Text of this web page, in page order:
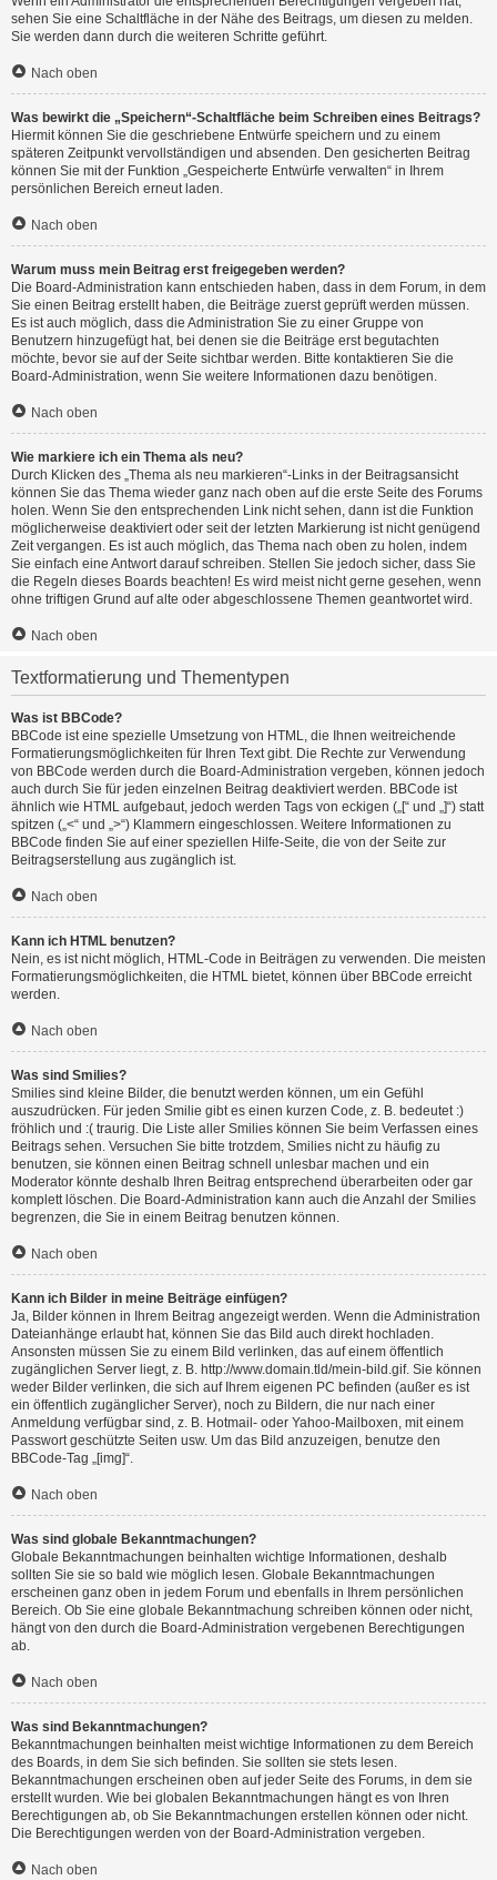
sehen Sie eine Schaltfläche in der Nähe des Beitrags, um diesen zu melden.
Sie werden dann durch die weiteren Schritte geführt.
Nach oben
Was bewirkt die „Speichern“-Schaltfläche beim Schreiben eines Beitrags?
Hiermit können Sie die geschriebene Entwürfe speichern und zu einem
späteren Zeitpunkt vervollständigen und absenden. Den gesicherten Beitrag
können Sie mit der Funktion „Gespeicherte Entwürfe verwalten“ in Ihrem
persönlichen Bereich erneut laden.
Nach oben
Warum muss mein Beitrag erst freigegeben werden?
Die Board-Administration kann entschieden haben, dass in dem Forum, in dem
Sie einen Beitrag erstellt haben, die Beiträge zuerst geprüft werden müssen.
Es ist auch möglich, dass die Administration Sie zu einer Gruppe von
Benutzern hinzugefügt hat, bei denen sie die Beiträge erst begutachten
möchte, bevor sie auf der Seite sichtbar werden. Bitte kontaktieren Sie die
Board-Administration, wenn Sie weitere Informationen dazu benötigen.
Nach oben
Wie markiere ich ein Thema als neu?
Durch Klicken des „Thema als neu markieren“-Links in der Beitragsansicht
können Sie das Thema wieder ganz nach oben auf die erste Seite des Forums
holen. Wenn Sie den entsprechenden Link nicht sehen, dann ist die Funktion
möglicherweise deaktiviert oder seit der letzten Markierung ist nicht genügend
Zeit vergangen. Es ist auch möglich, das Thema nach oben zu holen, indem
Sie einfach eine Antwort darauf schreiben. Stellen Sie jedoch sicher, dass Sie
die Regeln dieses Boards beachten! Es wird meist nicht gerne gesehen, wenn
ohne triftigen Grund auf alte oder abgeschlossene Themen geantwortet wird.
Nach oben
Textformatierung und Thementypen
Was ist BBCode?
BBCode ist eine spezielle Umsetzung von HTML, die Ihnen weitreichende
Formatierungsmöglichkeiten für Ihren Text gibt. Die Rechte zur Verwendung
von BBCode werden durch die Board-Administration vergeben, können jedoch
auch durch Sie für jeden einzelnen Beitrag deaktiviert werden. BBCode ist
ähnlich wie HTML aufgebaut, jedoch werden Tags von eckigen („[“ und „]“) statt
spitzen („<“ und „>“) Klammern eingeschlossen. Weitere Informationen zu
BBCode finden Sie auf einer speziellen Hilfe-Seite, die von der Seite zur
Beitragserstellung aus zugänglich ist.
Nach oben
Kann ich HTML benutzen?
Nein, es ist nicht möglich, HTML-Code in Beiträgen zu verwenden. Die meisten
Formatierungsmöglichkeiten, die HTML bietet, können über BBCode erreicht
werden.
Nach oben
Was sind Smilies?
Smilies sind kleine Bilder, die benutzt werden können, um ein Gefühl
auszudrücken. Für jeden Smilie gibt es einen kurzen Code, z. B. bedeutet :)
fröhlich und :( traurig. Die Liste aller Smilies können Sie beim Verfassen eines
Beitrags sehen. Versuchen Sie bitte trotzdem, Smilies nicht zu häufig zu
benutzen, sie können einen Beitrag schnell unlesbar machen und ein
Moderator könnte deshalb Ihren Beitrag entsprechend überarbeiten oder gar
komplett löschen. Die Board-Administration kann auch die Anzahl der Smilies
begrenzen, die Sie in einem Beitrag benutzen können.
Nach oben
Kann ich Bilder in meine Beiträge einfügen?
Ja, Bilder können in Ihrem Beitrag angezeigt werden. Wenn die Administration
Dateianhänge erlaubt hat, können Sie das Bild auch direkt hochladen.
Ansonsten müssen Sie zu einem Bild verlinken, das auf einem öffentlich
zugänglichen Server liegt, z. B. http://www.domain.tld/mein-bild.gif. Sie können
weder Bilder verlinken, die sich auf Ihrem eigenen PC befinden (außer es ist
ein öffentlich zugänglicher Server), noch zu Bildern, die nur nach einer
Anmeldung verfügbar sind, z. B. Hotmail- oder Yahoo-Mailboxen, mit einem
Passwort geschützte Seiten usw. Um das Bild anzuzeigen, benutze den
BBCode-Tag „[img]“.
Nach oben
Was sind globale Bekanntmachungen?
Globale Bekanntmachungen beinhalten wichtige Informationen, deshalb
sollten Sie sie so bald wie möglich lesen. Globale Bekanntmachungen
erscheinen ganz oben in jedem Forum und ebenfalls in Ihrem persönlichen
Bereich. Ob Sie eine globale Bekanntmachung schreiben können oder nicht,
hängt von den durch die Board-Administration vergebenen Berechtigungen
ab.
Nach oben
Was sind Bekanntmachungen?
Bekanntmachungen beinhalten meist wichtige Informationen zu dem Bereich
des Boards, in dem Sie sich befinden. Sie sollten sie stets lesen.
Bekanntmachungen erscheinen oben auf jeder Seite des Forums, in dem sie
erstellt wurden. Wie bei globalen Bekanntmachungen hängt es von Ihren
Berechtigungen ab, ob Sie Bekanntmachungen erstellen können oder nicht.
Die Berechtigungen werden von der Board-Administration vergeben.
Nach oben